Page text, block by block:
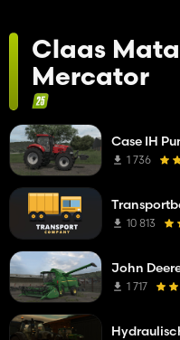
Claas
Mercator
Case IH
1 736
10 813
John
1 717